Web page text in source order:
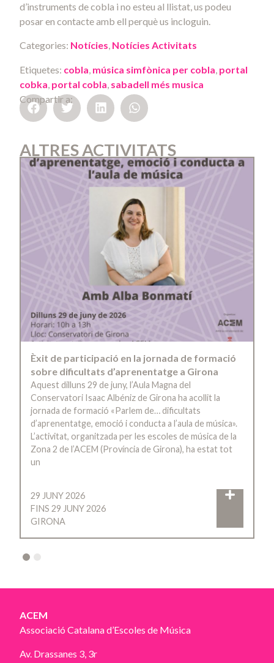
d’instruments de cobla i no esteu al llistat, us podeu
posar en contacte amb ell perquè us incloguin.
Categories: Notícies Notícies Activitats
Etiquetes: cobla música simfònica per cobla portal
cobka portal cobla sabadell més musica
Compartir a:
ALTRES ACTIVITATS
Èxit de participació en la jornada de formació
sobre dificultats d’aprenentatge a Girona
Aquest dilluns 29 de juny, l’Aula Magna del
Conservatori Isaac Albéniz de Girona ha acollit la
jornada de formació «Parlem de… dificultats
d’aprenentatge, emoció i conducta a l’aula de música».
L’activitat, organitzada per les escoles de música de la
Zona 2 de l’ACEM (Província de Girona), ha estat tot
un
29 JUNY 2026
FINS 29 JUNY 2026
GIRONA
ACEM
Associació Catalana d’Escoles de Música
Av. Drassanes 3, 3r